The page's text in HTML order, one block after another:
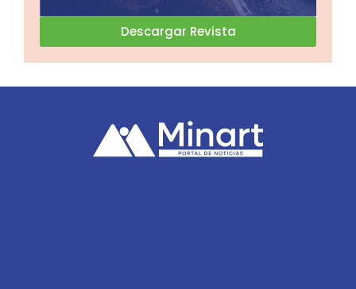
Descargar Revista